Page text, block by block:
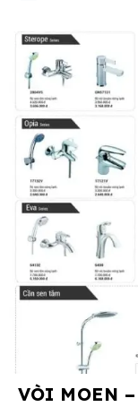
VÒI MOEN